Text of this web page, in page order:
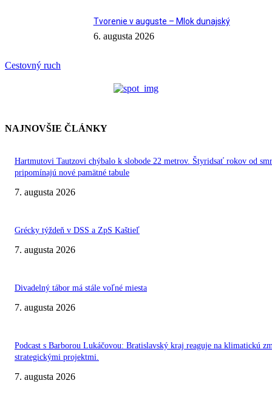
Cestovný ruch
Tvorenie v auguste – Mlok dunajský
6. augusta 2026
NAJNOVŠIE ČLÁNKY
Hartmutovi Tautzovi chýbalo k slobode 22 metrov. Štyridsať rokov od
pripomínajú nové pamätné tabule
7. augusta 2026
Grécky týždeň v DSS a ZpS Kaštieľ
7. augusta 2026
Divadelný tábor má stále voľné miesta
7. augusta 2026
Podcast s Barborou Lukáčovou: Bratislavský kraj reaguje na klimatickú
strategickými projektmi.
7. augusta 2026